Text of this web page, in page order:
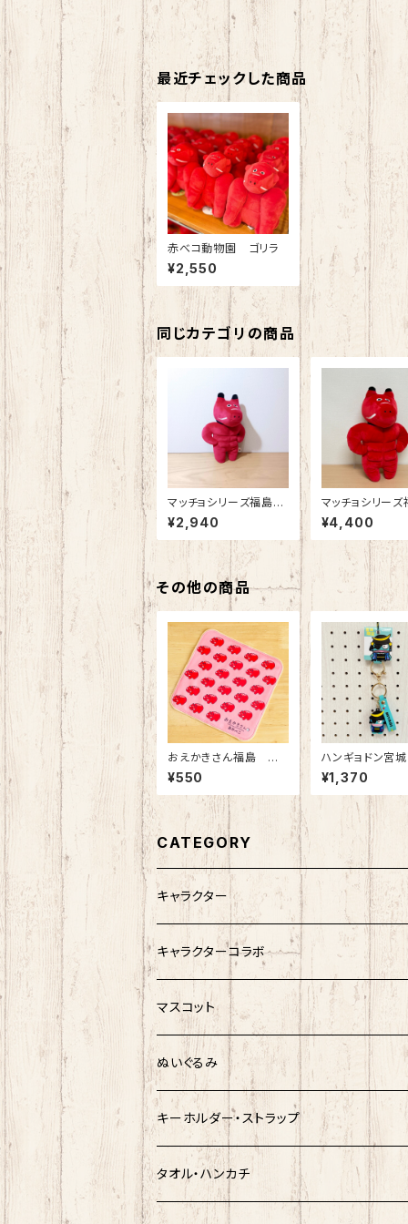
最近チェックした商品
赤べコ動物園 ゴリラ
¥2,550
同じカテゴリの商品
マッチョシリーズ福島
赤べこぬいぐるみS
¥2,940
マッチョシリー
赤べこぬいぐ
¥4,400
その他の商品
おえかきさん福島 み
にたおる（あかべこ）
¥550
ハンギョドン宮
ラバーキーホル
¥1,370
CATEGORY
キャラクター
サンリオキャラクター
キティ
シナモロール
クロミ
ハンギョドン
ぐでたま
ネコムネandシバ
モケケ
ゆきお
ホヤぼーや
キャラクターコラボ
サンリオ×おえかきさん
新幹線×ご当地ベア
サンリオ×ネコムネandシバ
楽天ゴールデンイーグルス×ネコムネand
マスコット
ゆきお
モケケ
ご当地ベア
ぬいぐるみ
ホヤぼーや
その他
キーホルダー・ストラップ
ポプテピピック
タオル・ハンカチ